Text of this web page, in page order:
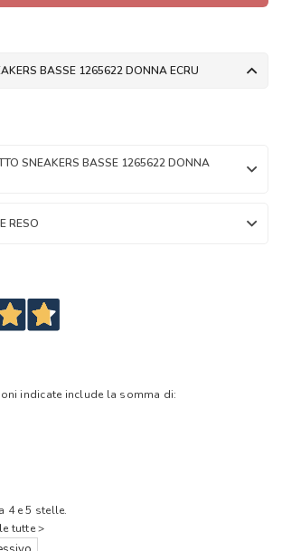
BASSE 1265622 DONNA ECRU
SNEAKERS BASSE 1265622 DONNA
RESO
indicate include la somma di:
4 e 5 stelle.
tutte >